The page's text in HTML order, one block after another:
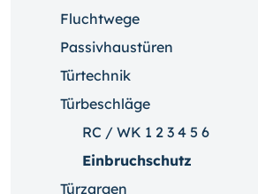
Fluchtwege
Passivhaustüren
Türtechnik
Türbeschläge
RC / WK 1 2 3 4 5 6
Einbruchschutz
Türzargen